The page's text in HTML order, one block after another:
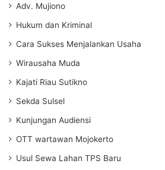
Adv. Mujiono
Hukum dan Kriminal
Cara Sukses Menjalankan Usaha
Wirausaha Muda
Kajati Riau Sutikno
Sekda Sulsel
Kunjungan Audiensi
OTT wartawan Mojokerto
Usul Sewa Lahan TPS Baru